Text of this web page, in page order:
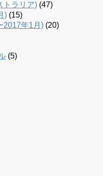
トラリア) (47)
) (15)
2017年1月) (20)
(5)